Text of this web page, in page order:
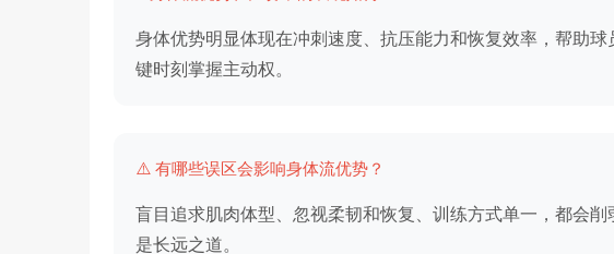
身体优势明显体现在冲刺速度、抗压能力和恢复效率，帮助
键时刻掌握主动权。
⚠️ 有哪些误区会影响身体流优势？
盲目追求肌肉体型、忽视柔韧和恢复、训练方式单一，都会
是长远之道。